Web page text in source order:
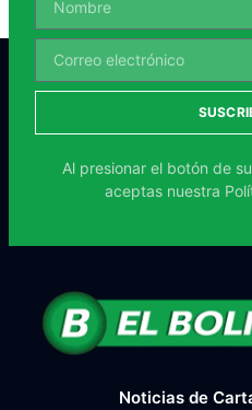
Al presionar el botón de
aceptas nuestra
Noticias de